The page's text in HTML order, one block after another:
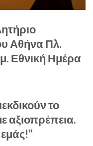
Αθήνα Πλ.
Εθνική Ημέρα
το
αξιοπρέπεια.